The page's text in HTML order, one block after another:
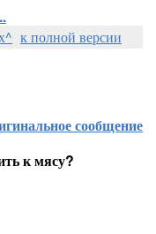
к полной версии
сообщение
к мясу?